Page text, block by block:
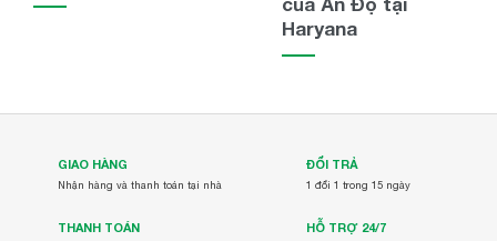
Haryana
GIAO HÀNG
Nhận hàng và thanh toán tại nhà
ĐỔI TRẢ
1 đổi 1 trong 15 ngày
THANH TOÁN HỖ TRỢ 24/7